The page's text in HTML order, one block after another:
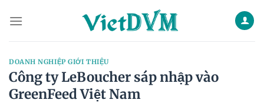
DOANH NGHIỆP GIỚI THIỆU
Công ty LeBoucher sáp nhập vào
GreenFeed Việt Nam